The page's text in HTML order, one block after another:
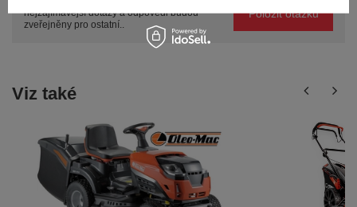
nejzajímavější dotazy a odpovědi budou
zveřejněny pro ostatní..
Položit otázku
Viz také